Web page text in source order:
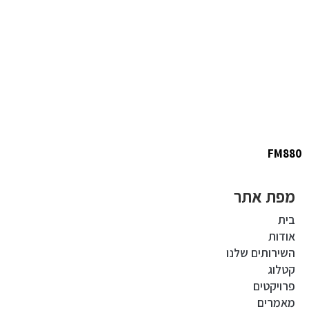
FM880
מפת אתר
בית
אודות
השירותים שלנו
קטלוג
פרויקטים
מאמרים